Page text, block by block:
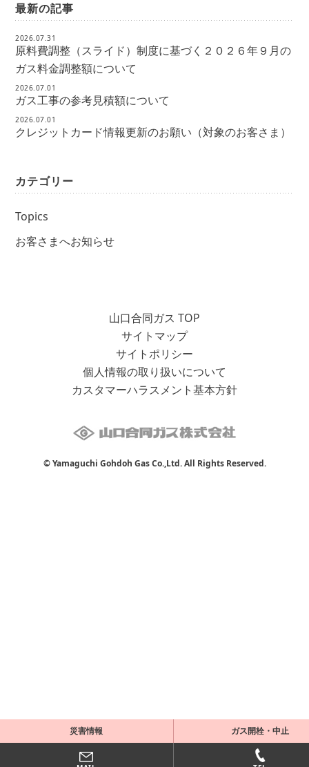
災害情報 ガス開栓・中止
最新の記事
2026.07.31
原料費調整（スライド）制度に基づく２０２６年９月の
ガス料金調整額について
2026.07.01
ガス工事の参考見積額について
2026.07.01
クレジットカード情報更新のお願い（対象のお客さま）
カテゴリー
Topics
お客さまへお知らせ
山口合同ガス TOP
サイトマップ
サイトポリシー
個人情報の取り扱いについて
カスタマーハラスメント基本方針
© Yamaguchi Gohdoh Gas Co.,Ltd. All Rights Reserved.